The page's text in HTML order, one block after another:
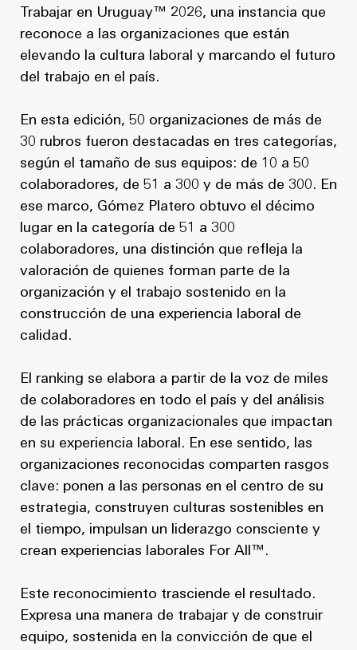
Trabajar en Uruguay™ 2026, una instancia que
reconoce a las organizaciones que están
elevando la cultura laboral y marcando el futuro
del trabajo en el país.
En esta edición, 50 organizaciones de más de
30 rubros fueron destacadas en tres categorías,
según el tamaño de sus equipos: de 10 a 50
colaboradores, de 51 a 300 y de más de 300. En
ese marco, Gómez Platero obtuvo el décimo
lugar en la categoría de 51 a 300
colaboradores, una distinción que refleja la
valoración de quienes forman parte de la
organización y el trabajo sostenido en la
construcción de una experiencia laboral de
calidad.
El ranking se elabora a partir de la voz de miles
de colaboradores en todo el país y del análisis
de las prácticas organizacionales que impactan
en su experiencia laboral. En ese sentido, las
organizaciones reconocidas comparten rasgos
clave: ponen a las personas en el centro de su
estrategia, construyen culturas sostenibles en
el tiempo, impulsan un liderazgo consciente y
crean experiencias laborales For All™.
Este reconocimiento trasciende el resultado.
Expresa una manera de trabajar y de construir
equipo, sostenida en la convicción de que el